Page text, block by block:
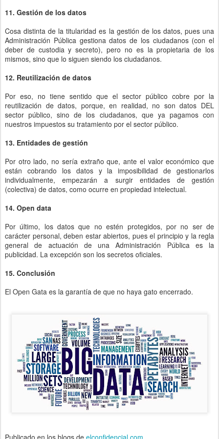
11. Gestión de los datos
Cosa distinta de la titularidad es la gestión de los datos, pues una
Administración Pública gestiona datos de los ciudadanos (con el
deber de custodia y secreto), pero no es la propietaria de los
mismos, sino que lo siguen siendo los ciudadanos.
12. Reutilización de datos
Por eso, no tiene sentido que el sector público cobre por la
reutilización de datos, porque, en realidad, no son datos DEL
sector público, sino de los ciudadanos, que ya pagamos con
nuestros impuestos su tratamiento por el sector público.
13. Entidades de gestión
Por otro lado, no sería extraño que, ante el valor económico que
están cobrando los datos y la imposibilidad de gestionarlos
individualmente, empezarán a surgir entidades de gestión
(colectiva) de datos, como ocurre en propiedad intelectual.
14. Open data
Por último, los datos que no estén protegidos, por no ser de
carácter personal, deben estar abiertos, pues el principio y la regla
general de actuación de una Administración Pública es la
publicidad. La excepción son los secretos oficiales.
15. Conclusión
El Open Gata es la garantía de que no haya gato encerrado.
Publicado en los blogs de elconfidencial.com